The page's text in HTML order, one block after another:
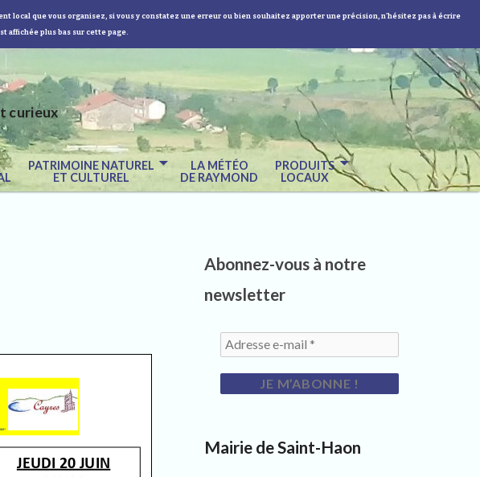
que vous organisez, si vous y constatez une erreur ou bien souhaitez apporter une précision, n'hésitez pas à écrire
affichée plus bas sur cette page.
curieux
PATRIMOINE NATUREL
ET CULTUREL
LA MÉTÉO
DE RAYMOND
PRODUITS
LOCAUX
Abonnez-vous à notre
newsletter
Mairie de Saint-Haon